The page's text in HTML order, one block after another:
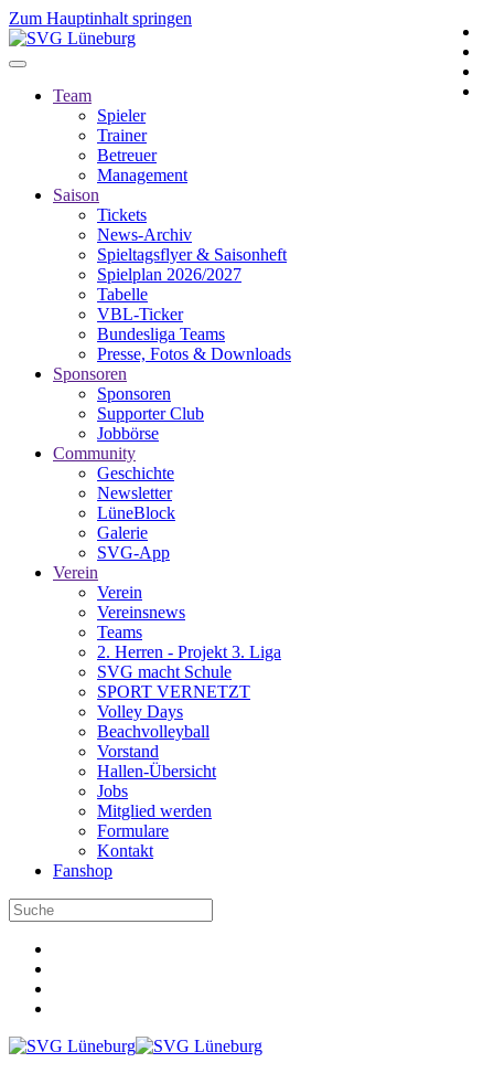
Zum Hauptinhalt springen
Team
Spieler
Trainer
Betreuer
Management
Saison
Tickets
News-Archiv
Spieltagsflyer & Saisonheft
Spielplan 2026/2027
Tabelle
VBL-Ticker
Bundesliga Teams
Presse, Fotos & Downloads
Sponsoren
Sponsoren
Supporter Club
Jobbörse
Community
Geschichte
Newsletter
LüneBlock
Galerie
SVG-App
Verein
Verein
Vereinsnews
Teams
2. Herren - Projekt 3. Liga
SVG macht Schule
SPORT VERNETZT
Volley Days
Beachvolleyball
Vorstand
Hallen-Übersicht
Jobs
Mitglied werden
Formulare
Kontakt
Fanshop